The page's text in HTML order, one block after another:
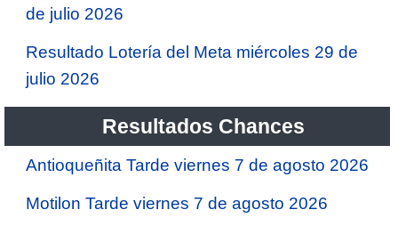
de julio 2026
Resultado Lotería del Meta miércoles 29 de
julio 2026
Resultados Chances
Antioqueñita Tarde viernes 7 de agosto 2026
Motilon Tarde viernes 7 de agosto 2026